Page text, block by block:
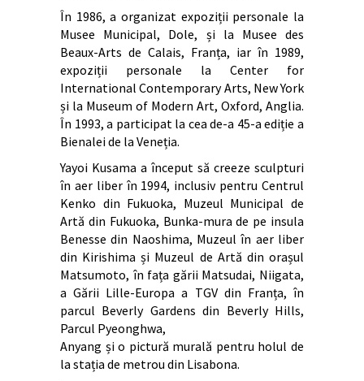
În 1986, a organizat expoziții personale la
Musee Municipal, Dole, și la Musee des
Beaux-Arts de Calais, Franța, iar în 1989,
expoziții personale la Center for
International Contemporary Arts, New York
și la Museum of Modern Art, Oxford, Anglia.
În 1993, a participat la cea de-a 45-a ediție a
Bienalei de la Veneția.
Yayoi Kusama a început să creeze sculpturi
în aer liber în 1994, inclusiv pentru Centrul
Kenko din Fukuoka, Muzeul Municipal de
Artă din Fukuoka, Bunka-mura de pe insula
Benesse din Naoshima, Muzeul în aer liber
din Kirishima și Muzeul de Artă din orașul
Matsumoto, în fața gării Matsudai, Niigata,
a Gării Lille-Europa a TGV din Franța, în
parcul Beverly Gardens din Beverly Hills,
Parcul Pyeonghwa,
Anyang și o pictură murală pentru holul de
la stația de metrou din Lisabona.